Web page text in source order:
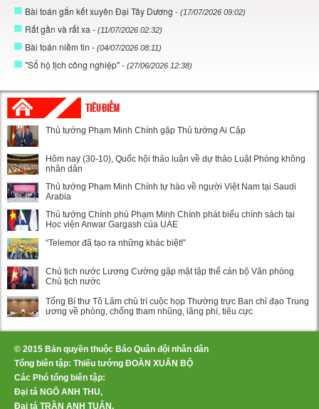
Bài toán gắn kết xuyên Đại Tây Dương - (17/07/2026 09:02)
Rất gần và rất xa - (11/07/2026 02:32)
Bài toán niềm tin - (04/07/2026 08:11)
"Sổ hộ tịch công nghiệp" - (27/06/2026 12:38)
TIÊU ĐIỂM
Thủ tướng Phạm Minh Chính gặp Thủ tướng Ai Cập
Hôm nay (30-10), Quốc hội thảo luận về dự thảo Luật Phòng không
nhân dân
Thủ tướng Phạm Minh Chính tự hào về người Việt Nam tại Saudi
Arabia
Thủ tướng Chính phủ Phạm Minh Chính phát biểu chính sách tại
Học viện Anwar Gargash của UAE
“Telemor đã tạo ra những khác biệt!”
Chủ tịch nước Lương Cường gặp mặt tập thể cán bộ Văn phòng
Chủ tịch nước
Tổng Bí thư Tô Lâm chủ trì cuộc họp Thường trực Ban chỉ đạo Trung
ương về phòng, chống tham nhũng, lãng phí, tiêu cực
© 2015 Bản quyền thuộc Báo Quân đội nhân dân
Tổng biên tập: Thiếu tướng ĐOÀN XUÂN BỘ
Các Phó tổng biên tập:
Đại tá NGÔ ANH THU,
Đại tá TRẦN ANH TUẤN,